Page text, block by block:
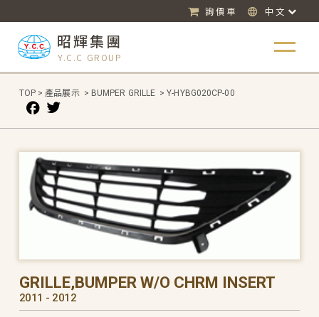
詢價車 中文
昭輝集團
Y.C.C GROUP
TOP > 產品展示 > BUMPER GRILLE > Y-HYBG020CP-00
GRILLE,BUMPER W/O CHRM INSERT
2011 - 2012